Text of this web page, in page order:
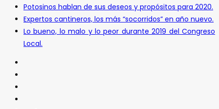
Potosinos hablan de sus deseos y propósitos para 2020.
Expertos cantineros, los más “socorridos” en año nuevo.
Lo bueno, lo malo y lo peor durante 2019 del Congreso
Local.